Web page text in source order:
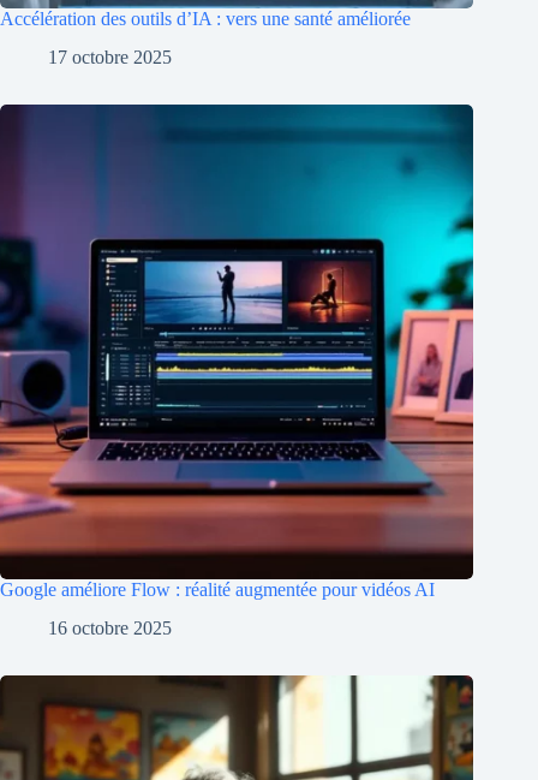
Accélération des outils d’IA : vers une santé améliorée
17 octobre 2025
Google améliore Flow : réalité augmentée pour vidéos AI
16 octobre 2025